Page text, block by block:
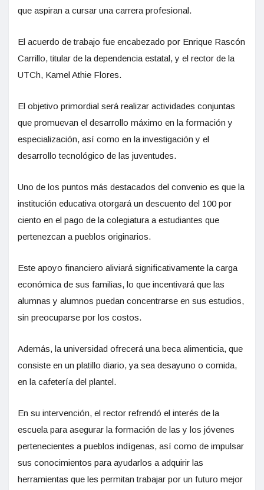
que aspiran a cursar una carrera profesional.
El acuerdo de trabajo fue encabezado por Enrique Rascón
Carrillo, titular de la dependencia estatal, y el rector de la
UTCh, Kamel Athie Flores.
El objetivo primordial será realizar actividades conjuntas
que promuevan el desarrollo máximo en la formación y
especialización, así como en la investigación y el
desarrollo tecnológico de las juventudes.
Uno de los puntos más destacados del convenio es que la
institución educativa otorgará un descuento del 100 por
ciento en el pago de la colegiatura a estudiantes que
pertenezcan a pueblos originarios.
Este apoyo financiero aliviará significativamente la carga
económica de sus familias, lo que incentivará que las
alumnas y alumnos puedan concentrarse en sus estudios,
sin preocuparse por los costos.
Además, la universidad ofrecerá una beca alimenticia, que
consiste en un platillo diario, ya sea desayuno o comida,
en la cafetería del plantel.
En su intervención, el rector refrendó el interés de la
escuela para asegurar la formación de las y los jóvenes
pertenecientes a pueblos indígenas, así como de impulsar
sus conocimientos para ayudarlos a adquirir las
herramientas que les permitan trabajar por un futuro mejor